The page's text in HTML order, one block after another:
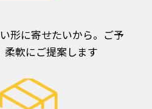
形に寄せたいから。ご予
柔軟にご提案します